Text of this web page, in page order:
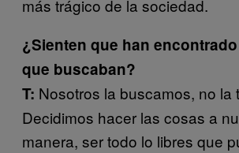
más trágico de la sociedad.
¿Sienten que han
que buscaban?
T: Nosotros la buscamos, no la
Decidimos hacer las cosas a
manera, ser todo lo libres que